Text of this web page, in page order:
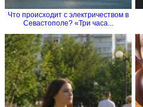
Что происходит с электричеством в
Севастополе? «Три часа...